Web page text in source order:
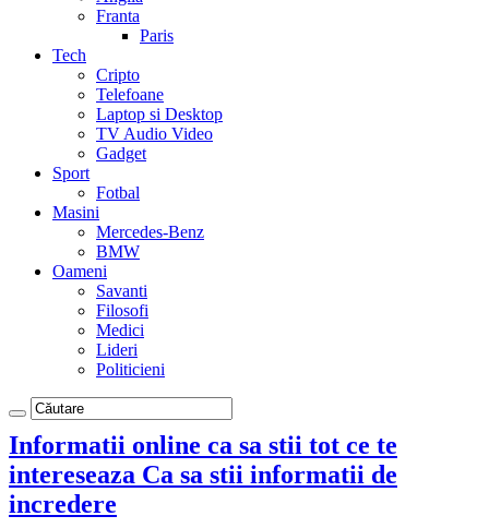
Franta
Paris
Tech
Cripto
Telefoane
Laptop si Desktop
TV Audio Video
Gadget
Sport
Fotbal
Masini
Mercedes-Benz
BMW
Oameni
Savanti
Filosofi
Medici
Lideri
Politicieni
Informatii online ca sa stii tot ce te
intereseaza Ca sa stii informatii de
incredere